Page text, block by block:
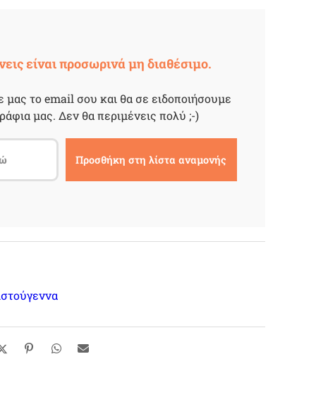
είναι προσωρινά μη διαθέσιμο.
το email σου και θα σε ειδοποιήσουμε
μας. Δεν θα περιμένεις πολύ ;-)